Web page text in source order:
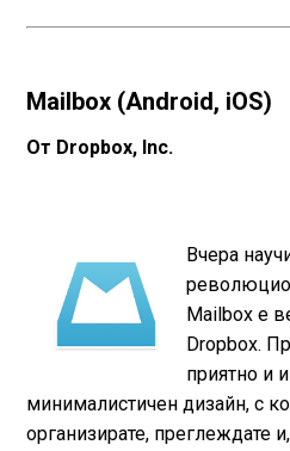
Mailbox (Android, iOS)
От Dropbox, Inc.
Вчера
Mailbox е
Dropbox.
приятно и
минималистичен дизайн, с
организирате, преглеждате